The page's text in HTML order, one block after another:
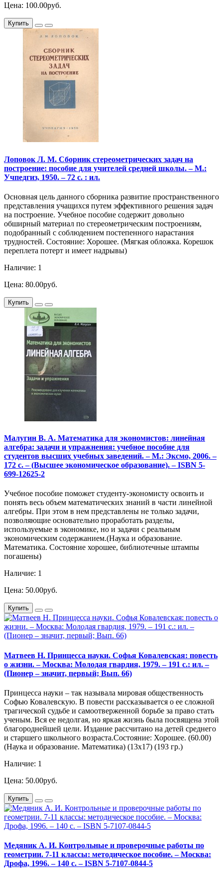
Цена: 100.00руб.
Купить
Лоповок Л. М. Сборник стереометрических задач на
построение: пособие для учителей средней школы. – М.:
Учпедгиз, 1950. – 72 с. : ил.
Основная цель данного сборника развитие пространственного
представления учащихся путем эффективного решения задач
на построение. Учебное пособие содержит довольно
обширный материал по стереометрическим построениям,
подобранный с соблюдением постепенного нарастания
трудностей. Состояние: Хорошее. (Мягкая обложка. Корешок
переплета потерт и имеет надрывы)
Наличие: 1
Цена: 80.00руб.
Купить
Малугин В. А. Математика для экономистов: линейная
алгебра: задачи и упражнения: учебное пособие для
студентов высших учебных заведений. – М.: Эксмо, 2006. –
172 с. – (Высшее экономическое образование). – ISBN 5-
699-12625-2
Учебное пособие поможет студенту-экономисту освоить и
понять весь объем математических знаний в части линейной
алгебры. При этом в нем представлены не только задачи,
позволяющие основательно проработать разделы,
используемые в экономике, но и задачи с реальным
экономическим содержанием.(Наука и образование.
Математика. Состояние хорошее, библиотечные штампы
погашены)
Наличие: 1
Цена: 50.00руб.
Купить
Матвеев Н. Принцесса науки. Софья Ковалевская: повесть
о жизни. – Москва: Молодая гвардия, 1979. – 191 с.: ил. –
(Пионер – значит, первый; Вып. 66)
Принцесса науки – так называла мировая общественность
Софью Ковалевскую. В повести рассказывается о ее сложной
трагической судьбе и самоотверженной борьбе за право стать
ученым. Вся ее недолгая, но яркая жизнь была посвящена этой
благороднейшей цели. Издание рассчитано на детей среднего
и старшего школьного возраста.Состояние: Хорошее. (60.00)
(Наука и образование. Математика) (13х17) (193 гр.)
Наличие: 1
Цена: 50.00руб.
Купить
Медяник А. И. Контрольные и проверочные работы по
геометрии. 7-11 классы: методическое пособие. – Москва:
Дрофа, 1996. – 140 с. – ISBN 5-7107-0844-5